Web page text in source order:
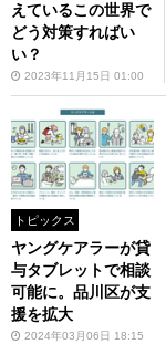
えているこの世界で
どう対策すればい
い？
2023年11月15日 01:00
トピックス
ヤングケアラーが貸
与タブレットで相談
可能に。品川区が支
援を拡大
2024年03月06日 18:15